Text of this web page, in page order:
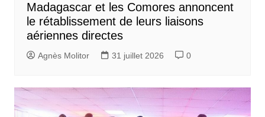
Madagascar et les Comores annoncent
le rétablissement de leurs liaisons
aériennes directes
Agnès Molitor 31 juillet 2026 0